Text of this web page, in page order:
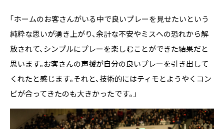
「ホームのお客さんがいる中で良いプレーを見せたいという
純粋な思いが湧き上がり、余計な不安やミスへの恐れから解
放されて、シンプルにプレーを楽しむことができた結果だと
思います。お客さんの声援が自分の良いプレーを引き出して
くれたと感じます。それと、技術的にはティモとようやくコン
ビが合ってきたのも大きかったです。」